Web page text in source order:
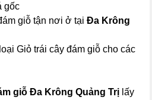
gốc
giỗ tận nơi ở tạiĐa Krông
Giỏ trái cây đám giỗ cho các
giỗ Đa Krông Quảng Trị lấy